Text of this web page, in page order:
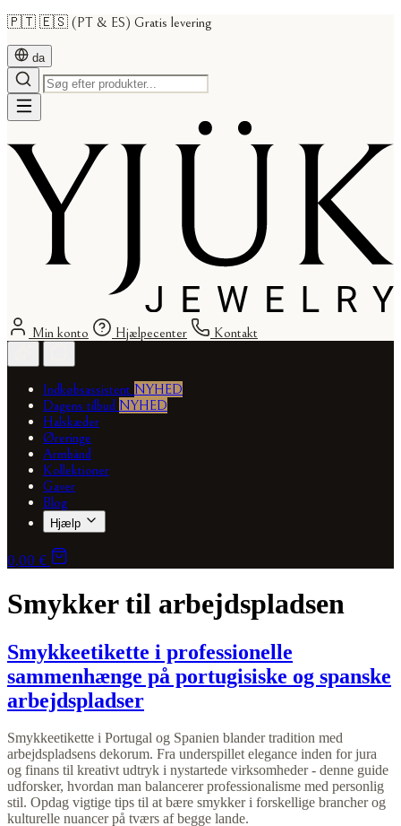
🇵🇹 🇪🇸 (PT & ES) Gratis levering
da
Min konto Hjælpecenter Kontakt
Indkøbsassistent NYHED
Dagens tilbud NYHED
Halskæder
Øreringe
Armbånd
Kollektioner
Gaver
Blog
Hjælp
0,00 €
Smykker til arbejdspladsen
Smykkeetikette i professionelle
sammenhænge på portugisiske og spanske
arbejdspladser
Smykkeetikette i Portugal og Spanien blander tradition med
arbejdspladsens dekorum. Fra underspillet elegance inden for jura
og finans til kreativt udtryk i nystartede virksomheder - denne guide
udforsker, hvordan man balancerer professionalisme med personlig
stil. Opdag vigtige tips til at bære smykker i forskellige brancher og
kulturelle nuancer på tværs af begge lande.